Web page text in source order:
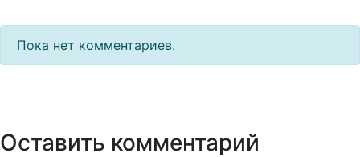
Пока нет комментариев.
Оставить комментарий